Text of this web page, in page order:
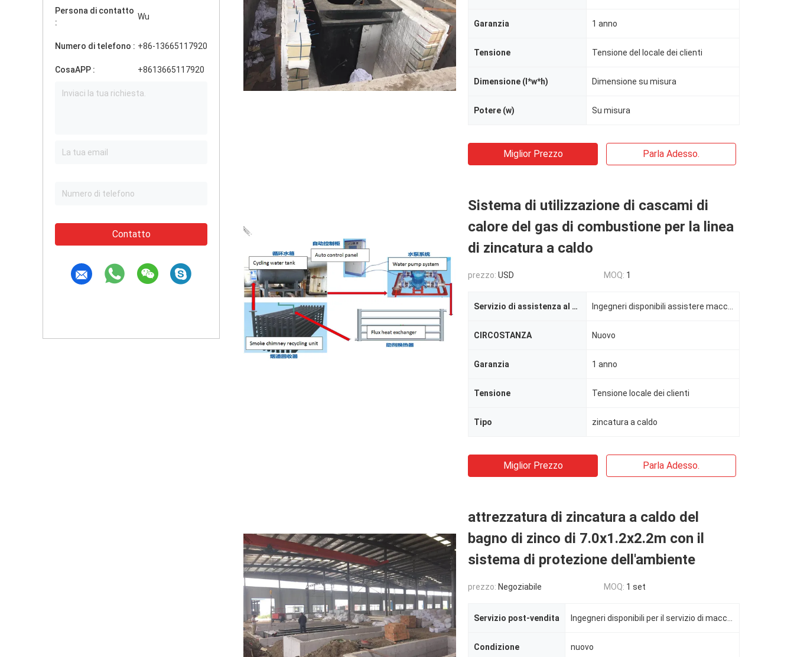
Persona di contatto
:
Wu
Numero di telefono : +86-13665117920
CosaAPP : +8613665117920
Contatto
Garanzia 1 anno
Tensione Tensione del locale dei clienti
Dimensione (l*w*h) Dimensione su misura
Potere (w) Su misura
Miglior Prezzo Parla Adesso.
Sistema di utilizzazione di cascami di
calore del gas di combustione per la linea
di zincatura a caldo
prezzo: USD MOQ: 1
Servizio di assistenza al cliente fornito
CIRCOSTANZA Nuovo
Garanzia 1 anno
Tensione Tensione locale dei clienti
Tipo zincatura a caldo
Miglior Prezzo Parla Adesso.
attrezzatura di zincatura a caldo del
bagno di zinco di 7.0x1.2x2.2m con il
sistema di protezione dell'ambiente
prezzo: Negoziabile MOQ: 1 set
Servizio post-vendita
Condizione nuovo